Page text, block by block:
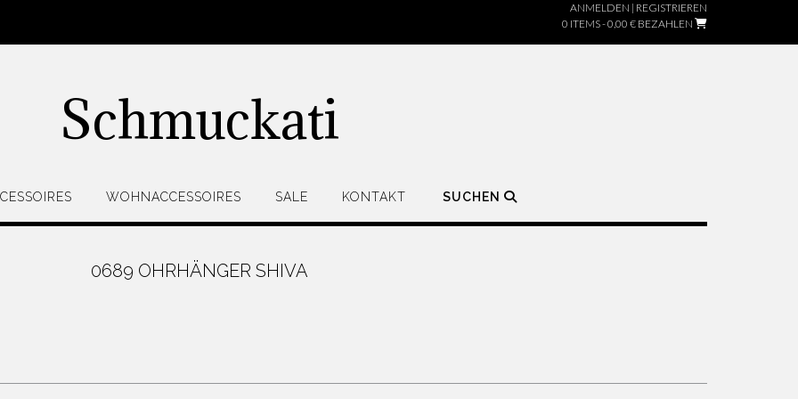
ANMELDEN | REGISTRIEREN
0 ITEMS - 0,00 € BEZAHLEN
Schmuckati
WOHNACCESSOIRES SALE KONTAKT SUCHEN
0689 OHRHÄNGER SHIVA